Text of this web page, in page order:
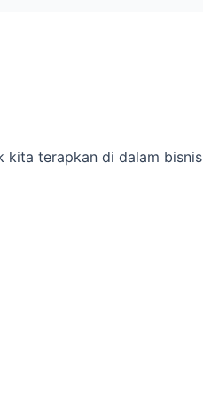
kita terapkan di dalam bisnis